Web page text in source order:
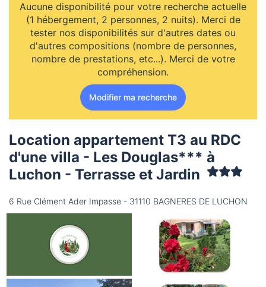
Aucune disponibilité pour votre recherche actuelle
(1 hébergement, 2 personnes, 2 nuits). Merci de
tester nos disponibilités sur d'autres dates ou
d'autres compositions (nombre de personnes,
nombre de prestations, etc...). Merci de votre
compréhension.
Modifier ma recherche
Location appartement T3 au RDC
d'une villa - Les Douglas*** à
Luchon - Terrasse et Jardin
6 Rue Clément Ader Impasse - 31110 BAGNERES DE LUCHON